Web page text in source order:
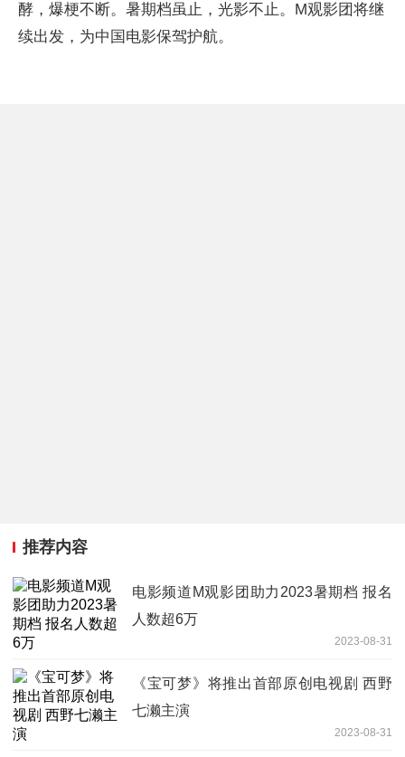
酵，爆梗不断。暑期档虽止，光影不止。M观影团将继
续出发，为中国电影保驾护航。
推荐内容
电影频道M观影团助力2023暑期档 报名
人数超6万
2023-08-31
《宝可梦》将推出首部原创电视剧 西野
七濑主演
2023-08-31